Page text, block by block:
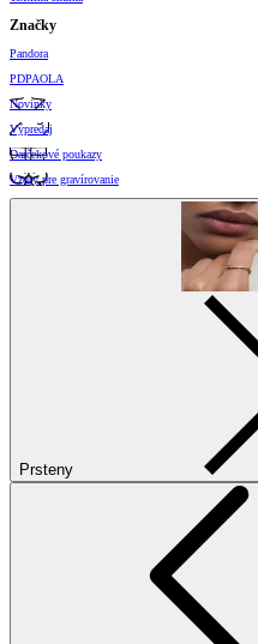
Značky
Pandora
PDPAOLA
Novinky
Výpredaj
Darčekové poukazy
Vzory pre gravírovanie
Prsteny